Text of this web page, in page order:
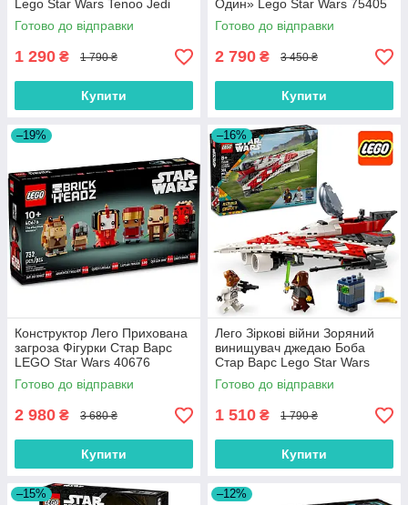
Lego Star Wars Tenoo Jedi
Temple 75358
Готово до відправки
1 290 ₴ 1 790 ₴
Купити
Один» Lego Star Wars 75405
Готово до відправки
2 790 ₴ 3 450 ₴
Купити
–19%
Конструктор Лего Прихована
загроза Фігурки Стар Варс
LEGO Star Wars 40676
Готово до відправки
2 980 ₴ 3 680 ₴
Купити
–16%
Лего Зіркові війни Зоряний
винищувач джедаю Боба
Стар Варс Lego Star Wars
75388
Готово до відправки
1 510 ₴ 1 790 ₴
Купити
–15% –12%